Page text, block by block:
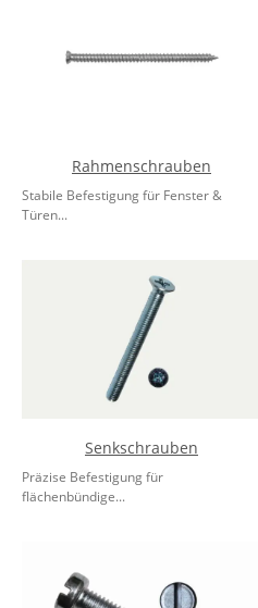
Rahmenschrauben
Stabile Befestigung für Fenster &
Türen...
Senkschrauben
Präzise Befestigung für
flächenbündige...